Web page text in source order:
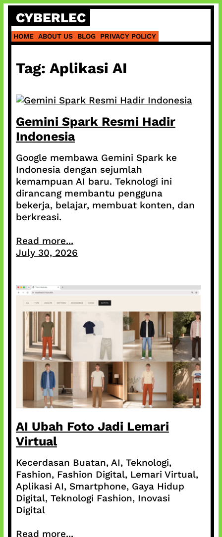
Skip
content
CYBERLEC
HOME ABOUT US BLOG PRIVACY POLICY
Tag: Aplikasi AI
Gemini Spark Resmi Hadir
Indonesia
Google membawa Gemini Spark ke
Indonesia dengan sejumlah
kemampuan AI baru. Teknologi ini
dirancang membantu pengguna
bekerja, belajar, membuat konten, dan
berkreasi.
Read more...
July 30, 2026
AI Ubah Foto Jadi Lemari
Virtual
Kecerdasan Buatan, AI, Teknologi,
Fashion, Fashion Digital, Lemari Virtual,
Aplikasi AI, Smartphone, Gaya Hidup
Digital, Teknologi Fashion, Inovasi
Digital
Read more...